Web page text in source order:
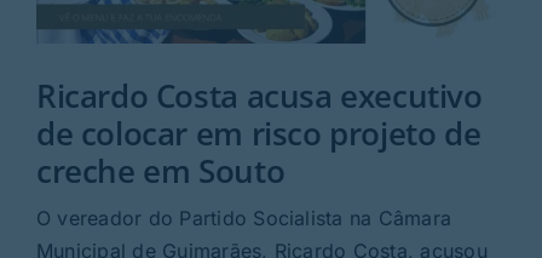
Rubricas
Jornal
Ricardo Costa acusa executivo
de colocar em risco projeto de
creche em Souto
O vereador do Partido Socialista na Câmara
Municipal de Guimarães, Ricardo Costa, acusou